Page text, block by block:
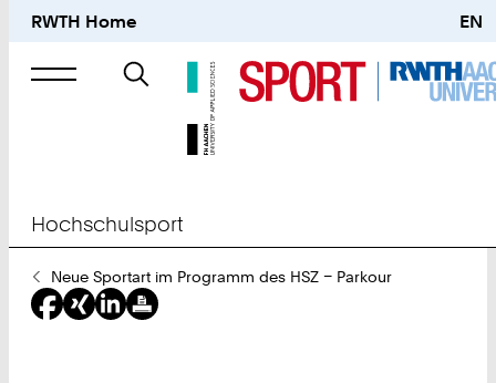
RWTH Home EN
Suche
nach
Hochschulsport
Sie
sind
hier:
Neue Sportart im Programm des HSZ – Parkour